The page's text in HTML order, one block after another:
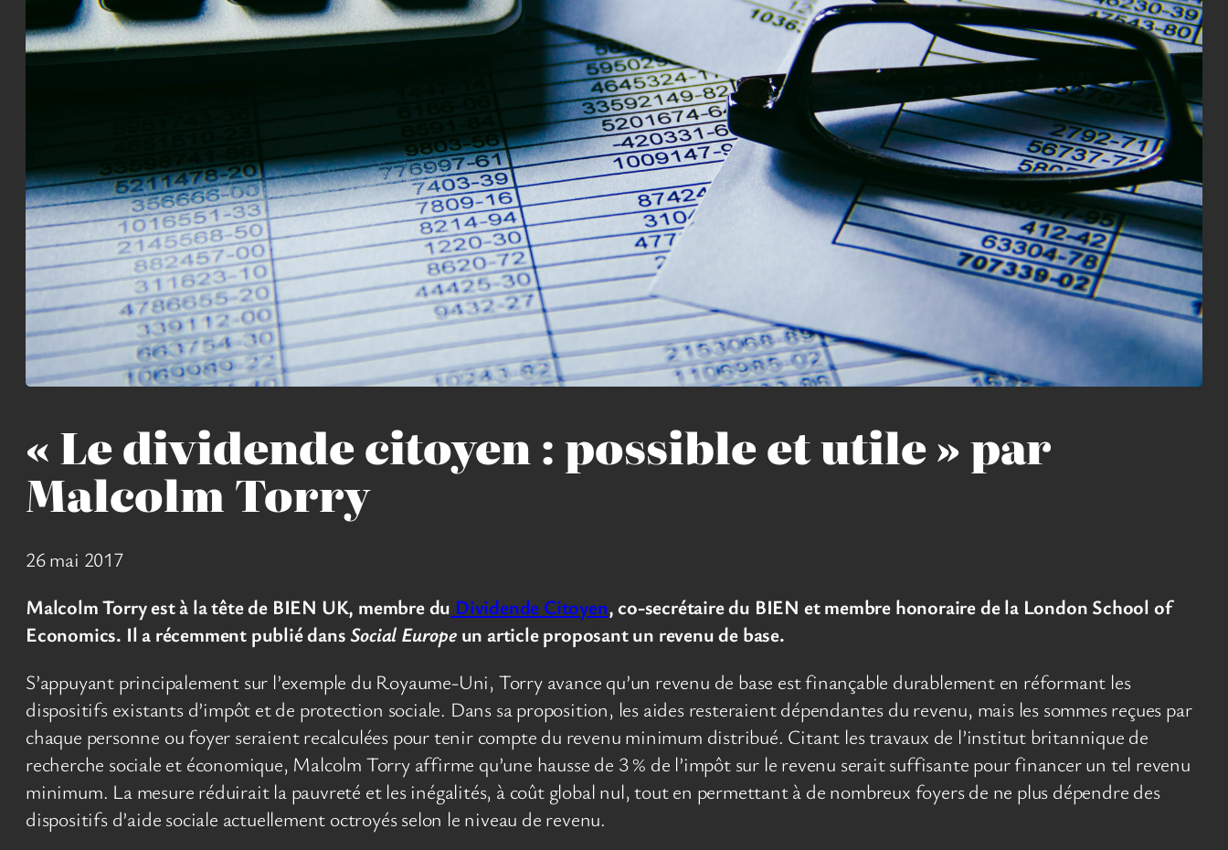
« Le dividende citoyen : possible et utile » par
Malcolm Torry
26 mai 2017
Malcolm Torry est à la tête de BIEN UK, membre du Dividende Citoyen, co-secrétaire du BIEN et membre honoraire de la London School of
Economics. Il a récemment publié dansSocial Europeun article proposant un revenu de base.
S’appuyant principalement sur l’exemple du Royaume-Uni, Torry avance qu’un revenu de base est finançable durablement en réformant les
dispositifs existants d’impôt et de protection sociale. Dans sa proposition, les aides resteraient dépendantes du revenu, mais les sommes reçues par
chaque personne ou foyer seraient recalculées pour tenir compte du revenu minimum distribué. Citant les travaux de l’institut britannique de
recherche sociale et économique, Malcolm Torry affirme qu’une hausse de 3 % de l’impôt sur le revenu serait suffisante pour financer un tel revenu
minimum. La mesure réduirait la pauvreté et les inégalités, à coût global nul, tout en permettant à de nombreux foyers de ne plus dépendre des
dispositifs d’aide sociale actuellement octroyés selon le niveau de revenu.